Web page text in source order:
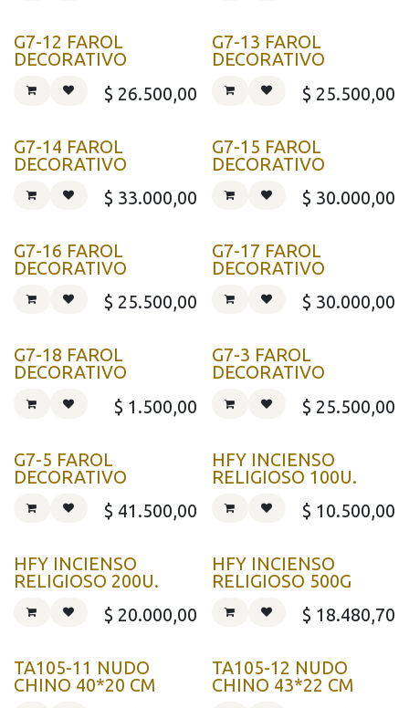
G7-12 FAROL
DECORATIVO
$ 26.500,00
G7-13 FAROL
DECORATIVO
$ 25.500,00
G7-14 FAROL
DECORATIVO
$ 33.000,00
G7-15 FAROL
DECORATIVO
$ 30.000,00
G7-16 FAROL
DECORATIVO
$ 25.500,00
G7-17 FAROL
DECORATIVO
$ 30.000,00
G7-18 FAROL
DECORATIVO
$ 1.500,00
G7-3 FAROL
DECORATIVO
$ 25.500,00
G7-5 FAROL
DECORATIVO
$ 41.500,00
HFY INCIENSO
RELIGIOSO 100U.
$ 10.500,00
HFY INCIENSO
RELIGIOSO 200U.
$ 20.000,00
HFY INCIENSO
RELIGIOSO 500G
$ 18.480,70
TA105-11 NUDO
CHINO 40*20 CM
TA105-12 NUDO
CHINO 43*22 CM